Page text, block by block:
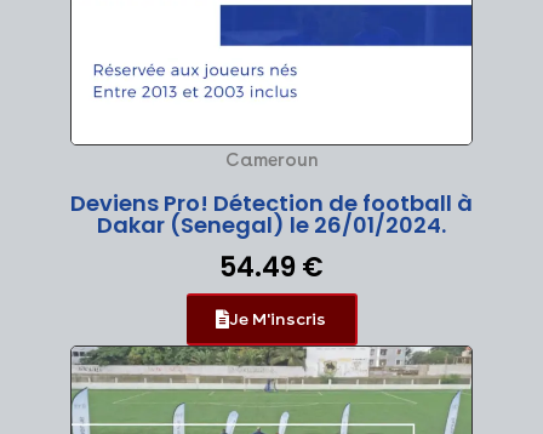
Cameroun
Deviens Pro! Détection de football à
Dakar (Senegal) le 26/01/2024.
54.49 €
Je M'inscris